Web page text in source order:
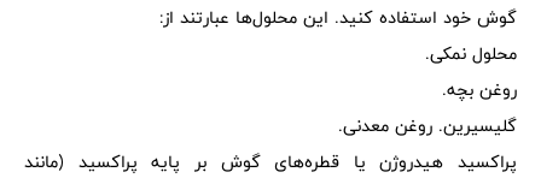
گوش خود استفاده کنید. این محلول‌ها عبارتند از:
محلول نمکی.
روغن بچه.
گلیسیرین. روغن معدنی.
پراکسید هیدروژن یا قطره‌های گوش بر پایه پراکسید (مانند